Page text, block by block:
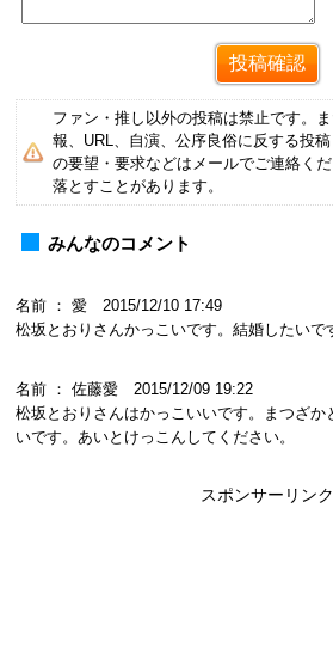
ファン・推し以外の投稿は禁止です。
報、URL、自演、公序良俗に反する投
の要望・要求などはメールでご連絡く
落とすことがあります。
みんなのコメント
名前 ： 愛 2015/12/10 17:49
松坂とおりさんかっこいです。結婚したいで
名前 ： 佐藤愛 2015/12/09 19:22
松坂とおりさんはかっこいいです。まつざか
いです。あいとけっこんしてください。
スポンサーリンク